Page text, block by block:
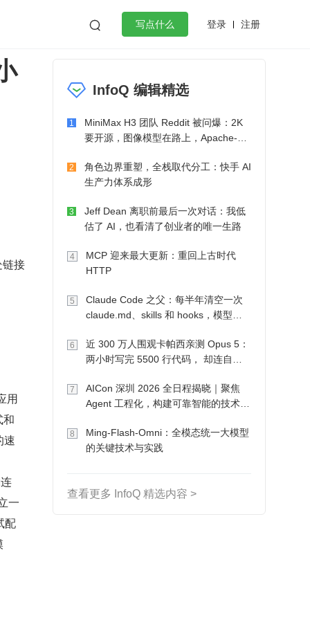
 写点什么 登录 注册
作
微服务架构 flutter
接
用
和
速
一
配
InfoQ 编辑精选
1
MiniMax H3 团队 Reddit 被问爆：2K
要开源，图像模型在路上，Apache-2.0
2
角色边界重塑，全栈取代分工：快手 AI
生产力体系成形
3
Jeff Dean 离职前最后一次对话：我低
估了 AI，也看清了创业者的唯一生路
4
MCP 迎来最大更新：重回上古时代
HTTP
5
Claude Code 之父：每半年清空一次
claude.md、skills 和 hooks，模型自
6
近 300 万人围观卡帕西亲测 Opus 5：
两小时写完 5500 行代码， 却连自己
7
AICon 深圳 2026 全日程揭晓｜聚焦
Agent 工程化，构建可靠智能的技术路
8
Ming-Flash-Omni：全模态统一大模型
的关键技术与实践
查看更多 InfoQ 精选内容 >